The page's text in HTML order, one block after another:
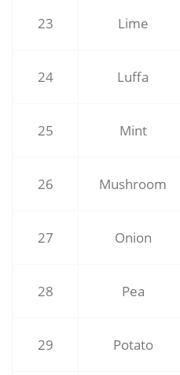
23 Lime
24 Luffa
25 Mint
26 Mushroom
27 Onion
28 Pea
29 Potato